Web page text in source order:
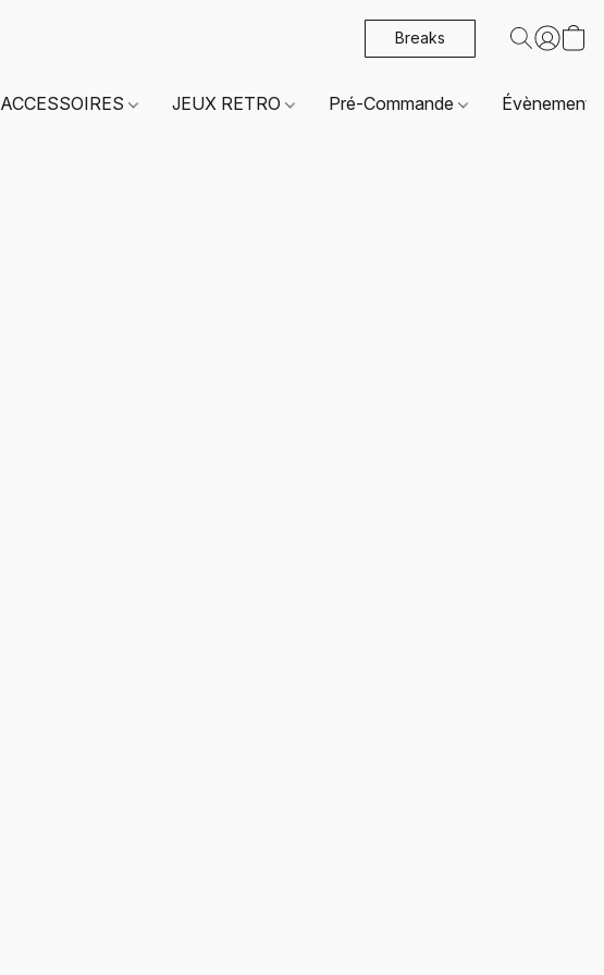
Breaks
ACCESSOIRES JEUX RETRO Pré-Commande Évènements